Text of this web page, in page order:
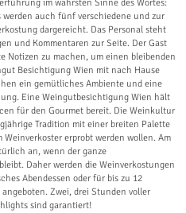
im wahrsten Sinne des Wortes:
werden auch fünf verschiedene und zur
dargereicht. Das Personal steht
und Kommentaren zur Seite. Der Gast
Notizen zu machen, um einen bleibenden
Besichtigung Wien mit nach Hause
ein gemütliches Ambiente und eine
Eine Weingutbesichtigung Wien hält
für den Gourmet bereit. Die Weinkultur
Tradition mit einer breiten Palette
erprobt werden wollen. Am
an, wenn der ganze
Daher werden die Weinverkostungen
Abendessen oder für bis zu 12
Zwei, drei Stunden voller
sind garantiert!